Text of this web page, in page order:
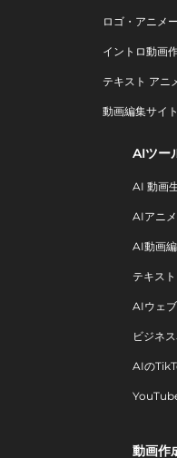
ロゴ・アニメ
イントロ動画
テキスト アニ
動画編集サイト
AIツー
AI 動画
AIアニ
AI動画
テキス
AIウェブ
ビジネ
AIの
動画作